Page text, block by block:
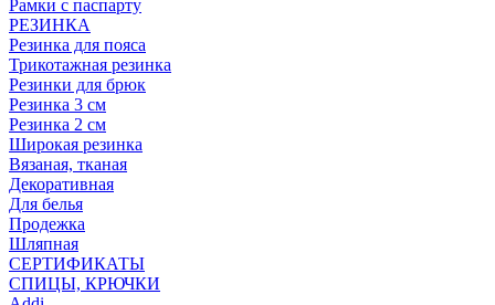
Рамки с паспарту
РЕЗИНКА
Резинка для пояса
Трикотажная резинка
Резинки для брюк
Резинка 3 см
Резинка 2 см
Широкая резинка
Вязаная, тканая
Декоративная
Для белья
Продежка
Шляпная
СЕРТИФИКАТЫ
СПИЦЫ, КРЮЧКИ